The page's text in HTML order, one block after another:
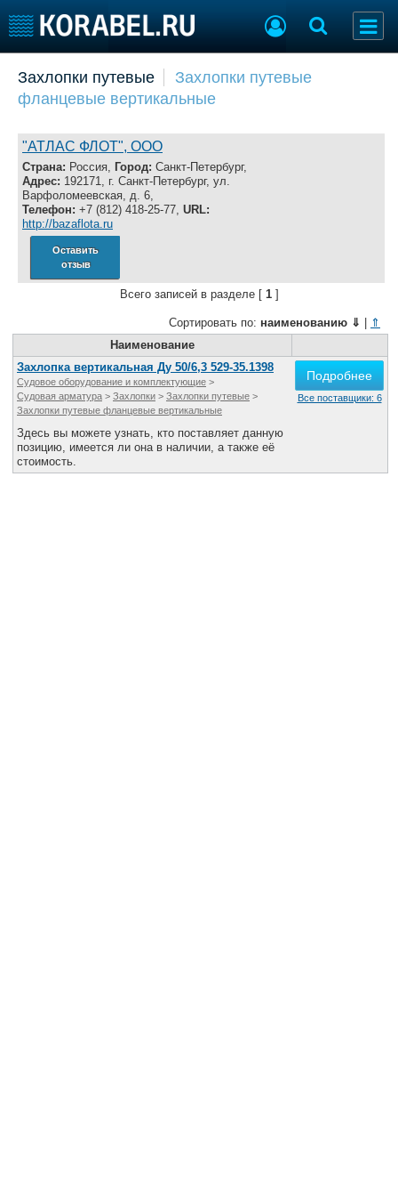
Судостроение
Новости
Компании
Репутация
Работа
Крюинг
Журнал
Реклама
Торговая площадка
Продажа флота
Оборудование
Изделия
Материалы
Выставки и семинары
Личности
Словарь
Флот
Форум
Все службы
Захлопки путевые
Захлопки путевые
фланцевые вертикальные
"АТЛАС ФЛОТ", ООО
Страна: Россия, Город: Санкт-Петербург,
Адрес: 192171, г. Санкт-Петербург, ул.
Варфоломеевская, д. 6,
Телефон: +7 (812) 418-25-77, URL:
http://bazaflota.ru
Оставить
отзыв
Всего записей в разделе [ 1]
Сортировать по: наименованию ⇓
⇑
Наименование
Захлопка вертикальная Ду 50/6,3 529-35.1398
Судовое оборудование и комплектующие >
Судовая арматура > Захлопки > Захлопки путевые >
Захлопки путевые фланцевые вертикальные
Здесь вы можете узнать, кто поставляет данную
позицию, имеется ли она в наличии, а также её
стоимость.
Подробнее
Все поставщики: 6